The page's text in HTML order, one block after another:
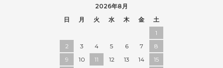
2026年8月
日
月 火 水 木 金
土
1
2
3 4 5 6 7
8
9
10 11 12 13 14
15